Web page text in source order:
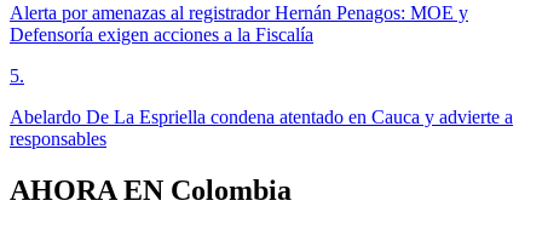
Alerta por amenazas al registrador Hernán Penagos: MOE y
Defensoría exigen acciones a la Fiscalía
5.
Abelardo De La Espriella condena atentado en Cauca y advierte a
responsables
AHORA EN Colombia